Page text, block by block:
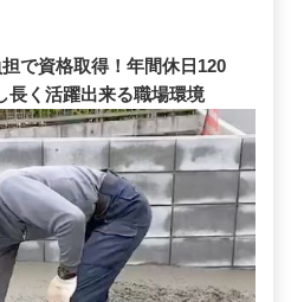
で資格取得！年間休日120
長く活躍出来る職場環境